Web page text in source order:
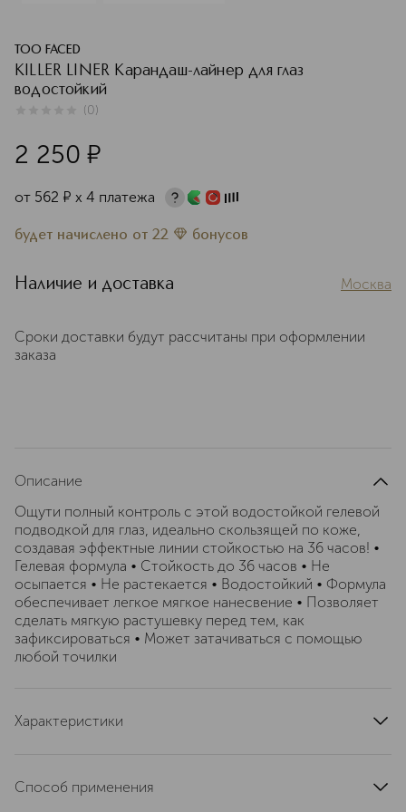
TOO FACED
KILLER LINER Карандаш-лайнер для глаз
водостойкий
(0)
2 250 ¤
от 562 ¤ х 4 платежа
будет начислено от 22 бонусов
Наличие и доставка Москва
Сроки доставки будут рассчитаны при оформлении
заказа
Описание
Ощути полный контроль с этой водостойкой гелевой
подводкой для глаз, идеально скользящей по коже,
создавая эффектные линии стойкостью на 36 часов! •
Гелевая формула • Cтойкость до 36 часов • Не
осыпается • Не растекается • Водостойкий • Формула
обеспечивает легкое мягкое нанесвение • Позволяет
сделать мягкую растушевку перед тем, как
зафиксироваться • Может затачиваться с помощью
любой точилки
Характеристики
артикул
Способ применения